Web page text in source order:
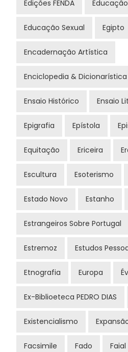
Edições FENDA Educação
Educação Sexual Egipto
Encadernação Artística
Enciclopedia & Dicionarística
Ensaio Histórico Ensaio
Epigrafia Epístola
Equitação Ericeira
Escultura Esoterismo
Estado Novo Estanho
Estrangeiros Sobre Portugal
Estremoz Estudos
Etnografia Europa
Ex-Biblioeteca PEDRO DIAS
Existencialismo
Facsimile Fado Faial